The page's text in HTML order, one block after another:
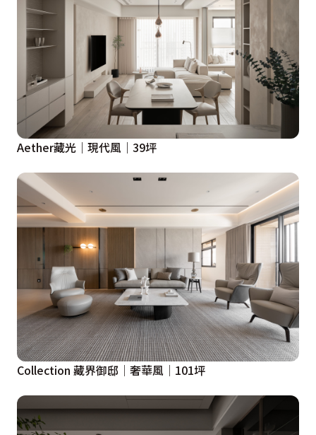
Aether藏光｜現代風｜39坪
Collection 藏界御邸│奢華風│101坪